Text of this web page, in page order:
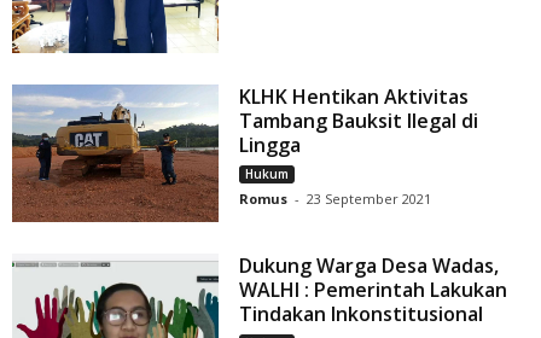
KLHK Hentikan Aktivitas
Tambang Bauksit Ilegal di
Lingga
Hukum
Romus - 23 September 2021
Dukung Warga Desa Wadas,
WALHI : Pemerintah Lakukan
Tindakan Inkonstitusional